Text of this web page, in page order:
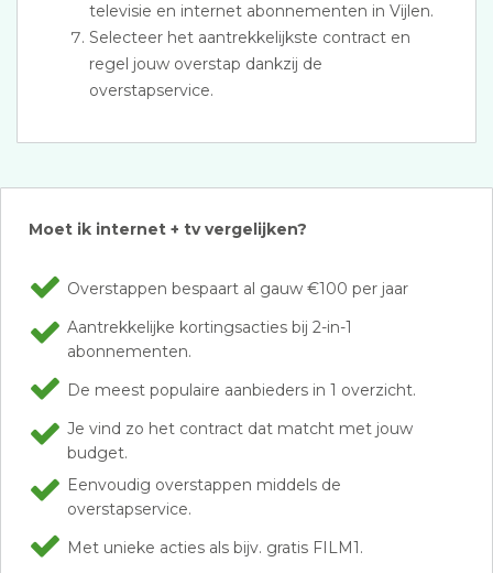
televisie en internet abonnementen in Vijlen.
Selecteer het aantrekkelijkste contract en
regel jouw overstap dankzij de
overstapservice.
Moet ik internet + tv vergelijken?
Overstappen bespaart al gauw €100 per jaar
Aantrekkelijke kortingsacties bij 2-in-1
abonnementen.
De meest populaire aanbieders in 1 overzicht.
Je vind zo het contract dat matcht met jouw
budget.
Eenvoudig overstappen middels de
overstapservice.
Met unieke acties als bijv. gratis FILM1.